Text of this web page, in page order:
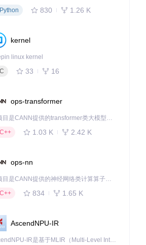
Python
830 1.26 K
kernel
linux kernel
C
33 16
ops-transformer
本项目是CANN提供的transformer类大模型算子库，实现网络在NPU上加速计算。
C++
1.03 K 2.42 K
ops-nn
本项目是CANN提供的神经网络类计算算子库，实现网络在NPU上加速计算。
C++
834 1.65 K
AscendNPU-IR
AscendNPU-IR是基于MLIR（Multi-Level Intermediate Representation）构建的，面向昇腾亲和算子编译时使用的中间表示，提供昇腾完备表达能力，通过编译优化提升昇腾AI处理器计算效率，支持通过生态框架使能昇腾AI处理器与深度调优